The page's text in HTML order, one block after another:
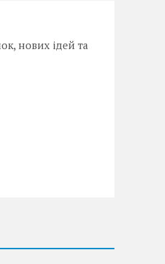
нових ідей та